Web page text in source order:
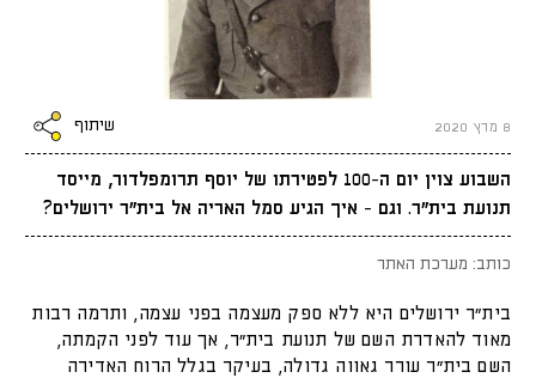
8 מרץ 2020 שיתוף
השבוע צוין יום ה-100 לפטירתו של יוסף תרומפלדור, מייסד
תנועת בית"ר. וגם - איך הגיע סמל האריה אל בית"ר ירושלים?
כותב: מערכת האתר
בית"ר ירושלים היא ללא ספק מעצמה בפני עצמה, ותרמה רבות
מאוד להאדרת השם של תנועת בית"ר, אך עוד לפני הקמתה,
השם בית"ר עורר גאווה גדולה, בעיקר בגלל הרוח האדירה